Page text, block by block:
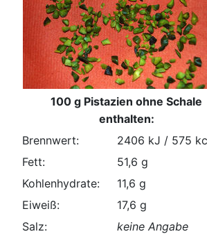
100 g Pistazien ohne Schale
enthalten:
Brennwert:
2406 kJ / 575
Fett:
51,6 g
Kohlenhydrate:
11,6 g
Eiweiß:
17,6 g
Salz:
keine Angabe